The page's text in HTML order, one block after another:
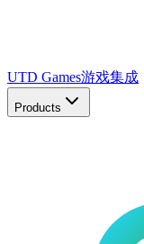
UTD Games游戏集成
Products